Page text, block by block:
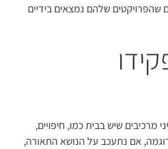
שהפרויקטים שלהם נמצאים בידיים
מרכיבים שיש בבית כמו, חיפויים,
אם נתעכב על הנושא התאורה,